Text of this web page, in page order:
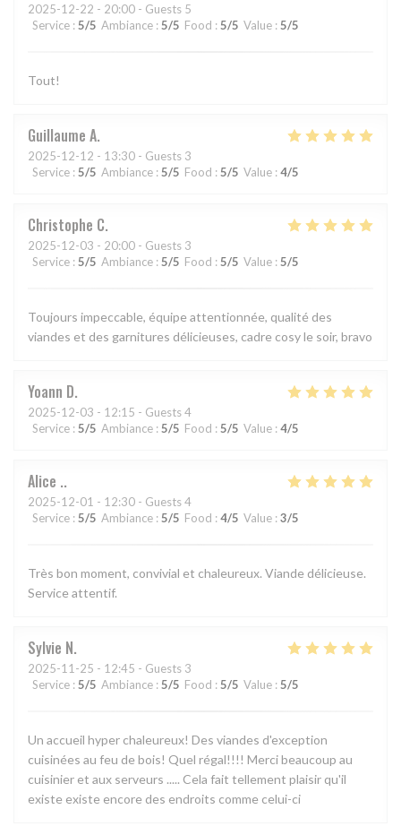
2025-12-22 - 20:00 - Guests 5
Service : 5/5 Ambiance : 5/5 Food : 5/5 Value : 5/5
Tout!
Guillaume A
2025-12-12 - 13:30 - Guests 3
Service : 5/5 Ambiance : 5/5 Food : 5/5 Value : 4/5
Christophe C
2025-12-03 - 20:00 - Guests 3
Service : 5/5 Ambiance : 5/5 Food : 5/5 Value : 5/5
Toujours impeccable, équipe attentionnée, qualité des
viandes et des garnitures délicieuses, cadre cosy le soir, bravo
Yoann D
2025-12-03 - 12:15 - Guests 4
Service : 5/5 Ambiance : 5/5 Food : 5/5 Value : 4/5
Alice .
2025-12-01 - 12:30 - Guests 4
Service : 5/5 Ambiance : 5/5 Food : 4/5 Value : 3/5
Très bon moment, convivial et chaleureux. Viande délicieuse.
Service attentif.
Sylvie N
2025-11-25 - 12:45 - Guests 3
Service : 5/5 Ambiance : 5/5 Food : 5/5 Value : 5/5
Un accueil hyper chaleureux! Des viandes d'exception
cuisinées au feu de bois! Quel régal!!!! Merci beaucoup au
cuisinier et aux serveurs ..... Cela fait tellement plaisir qu'il
existe existe encore des endroits comme celui-ci